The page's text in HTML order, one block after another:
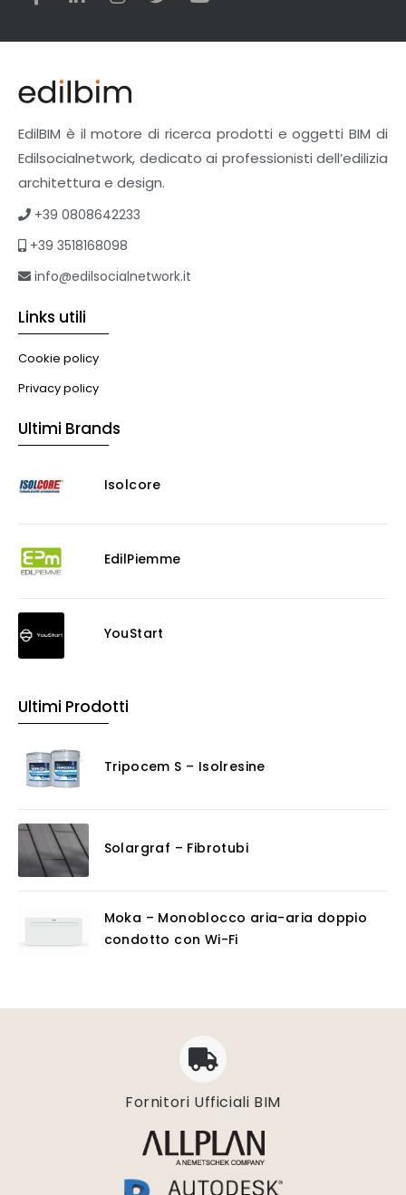
EdilBIM è il motore di ricerca prodotti e oggetti BIM di
Edilsocialnetwork, dedicato ai professionisti dell’edilizia
architettura e design.
+39 0808642233
+39 3518168098
info@edilsocialnetwork.it
Links utili
Cookie policy
Privacy policy
Ultimi Brands
Isolcore
EdilPiemme
YouStart
Ultimi Prodotti
Tripocem S – Isolresine
Solargraf – Fibrotubi
Moka – Monoblocco aria-aria doppio
condotto con Wi-Fi
Fornitori Ufficiali BIM